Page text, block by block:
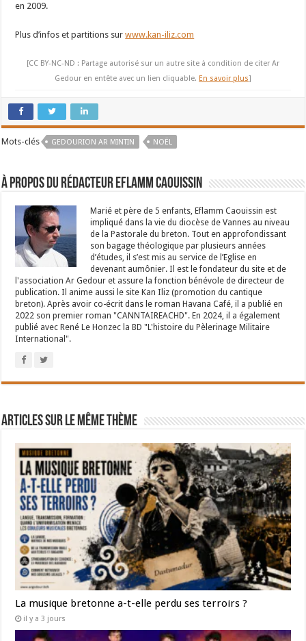
en 2009.
Plus d’infos et partitions surwww.kan-iliz.com
[CC BY-NC-ND : Partage autorisé sur un autre site à condition de citer Ar
Gedour en entête avec un lien cliquable. En savoir plus]
Mots-clés GEDOURION AR MINTIN NOËL
À propos du rédacteur Eflamm Caouissin
Marié et père de 5 enfants, Eflamm Caouissin est
impliqué dans la vie du diocèse de Vannes au niveau
de la Pastorale du breton. Tout en approfondissant
son bagage théologique par plusieurs années
d’études, il s’est mis au service de l’Eglise en
devenant aumônier. Il est le fondateur du site et de
l'association Ar Gedour et assure la fonction bénévole de directeur de
publication. Il anime aussi le site Kan Iliz (promotion du cantique
breton). Après avoir co-écrit dans le roman Havana Café, il a publié en
2022 son premier roman "CANNTAIREACHD". En 2024, il a également
publié avec René Le Honzec la BD "L'histoire du Pèlerinage Militaire
International".
Articles sur le même thème
La musique bretonne a-t-elle perdu ses terroirs ?
il y a 3 jours